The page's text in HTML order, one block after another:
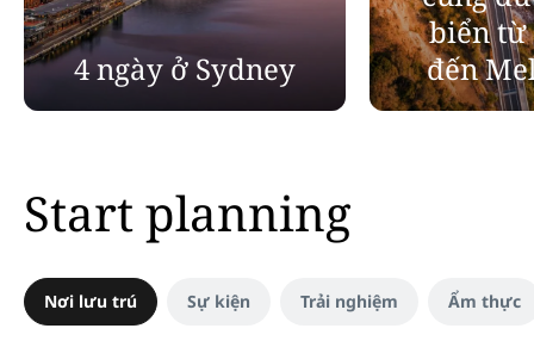
4 ngày ở Sydney
biển từ
đến
Start planning
Nơi lưu trú Sự kiện Trải nghiệm Ẩm thực